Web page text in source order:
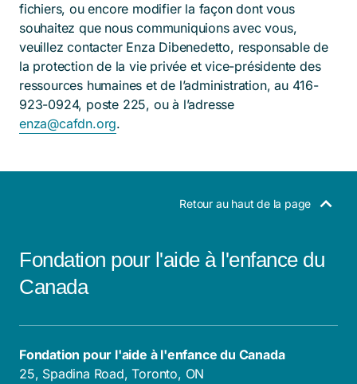
fichiers, ou encore modifier la façon dont vous
souhaitez que nous communiquions avec vous,
veuillez contacter Enza Dibenedetto, responsable de
la protection de la vie privée et vice-présidente des
ressources humaines et de l’administration, au 416-
923-0924, poste 225, ou à l’adresse
enza@cafdn.org.
Retour au haut de la page
Fondation pour l'aide à l'enfance du
Canada
Fondation pour l'aide à l'enfance du Canada
25, Spadina Road, Toronto, ON